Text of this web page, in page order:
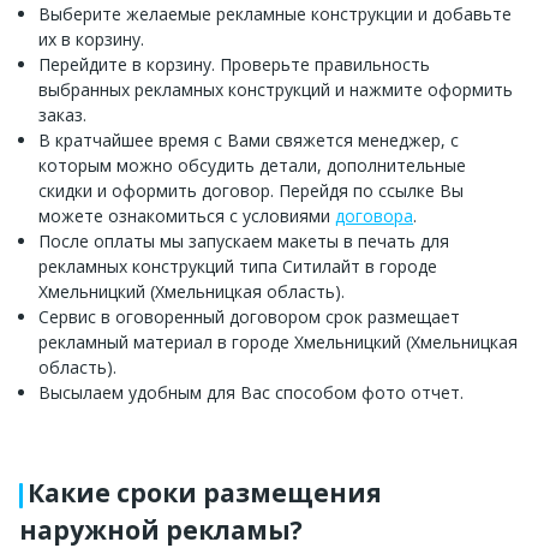
Выберите желаемые рекламные конструкции и добавьте
их в корзину.
Перейдите в корзину. Проверьте правильность
выбранных рекламных конструкций и нажмите оформить
заказ.
В кратчайшее время с Вами свяжется менеджер, с
которым можно обсудить детали, дополнительные
скидки и оформить договор. Перейдя по ссылке Вы
можете ознакомиться с условиями договора.
После оплаты мы запускаем макеты в печать для
рекламных конструкций типа Ситилайт в городе
Хмельницкий (Хмельницкая область).
Сервис в оговоренный договором срок размещает
рекламный материал в городе Хмельницкий (Хмельницкая
область).
Высылаем удобным для Вас способом фото отчет.
Какие сроки размещения
наружной рекламы?